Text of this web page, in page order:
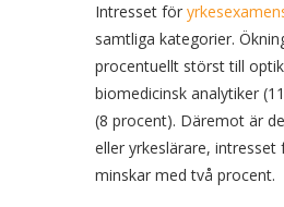
Intresset för
samtliga kategorier.
procentuellt störst till
biomedicinsk analytiker
(8 procent). Däremot är
eller yrkeslärare,
minskar med två procent.